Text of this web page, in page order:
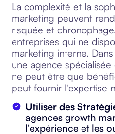
La complexité et la
marketing peuvent
risquée et
entreprises qui ne
marketing interne.
une agence
ne peut être que
peut fournir l'expertise
Utiliser des
agences growth
l'expérience et les